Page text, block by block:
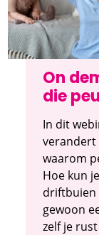
On
die
In dit
verandert
waarom
Hoe kun
driftbuien
gewoon
zelf je